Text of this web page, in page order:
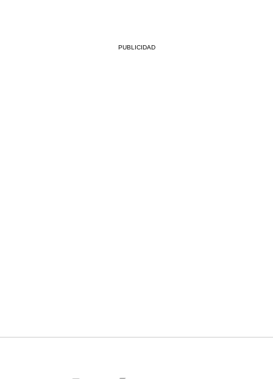
PUBLICIDAD